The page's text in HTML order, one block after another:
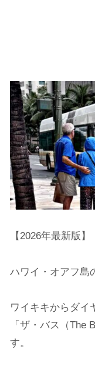
【2026年最新版】
ハワイ・オアフ島
ワイキキからダイ
「ザ・バス（The
す。